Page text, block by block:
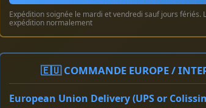
Expédition soignée le mardi et vendredi sauf jours fériés.
expédition normalement
🇪🇺 COMMANDE EUROPE /
European Union Delivery (UPS or